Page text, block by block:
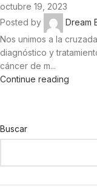
octubre 19, 2023
Posted by
Dream
Nos unimos a la
diagnóstico y
cáncer de m...
Continue reading
Buscar